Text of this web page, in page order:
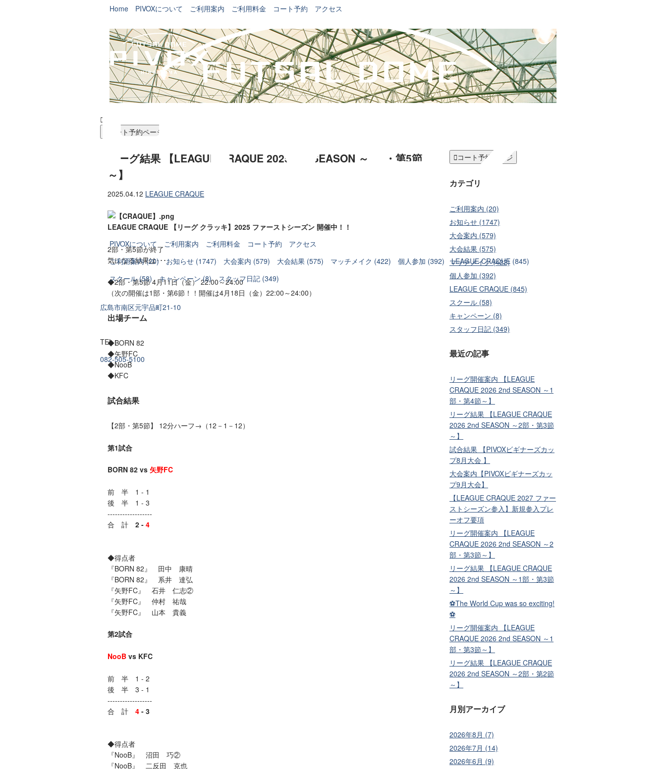

コート予約ページ
PIVOXについて ご利用案内 ご利用料金 コート予約
アクセス
ご利用案内 (20)
お知らせ (1747) 大会案内 (579) 大会結果 (575) マッチメイク (422) 個人参加 (392)
LEAGUE CRAQUE (845)
スクール (58)
キャンペーン (8) スタッフ日記 (349)
広島市南区元宇品町21-10
TEL :
082-505-5100
Home PIVOXについて ご利用案内 ご利用料金 コート予約 アクセス
リーグ結果 【LEAGUE CRAQUE 2025 1st SEASON ～2部・第5節
～】
2025.04.12 LEAGUE CRAQUE
LEAGUE CRAQUE 【リーグ クラッキ】 2025 ファーストシーズン 開催中！！
2部・第5節が終了
気になる結果は･･･
◆2部・第5節 4月11日（金） 22:00～24:00
（次の開催は1部・第6節！！開催は4月18日（金）22:00～24:00）
出場チーム
◆BORN 82
◆矢野FC
◆NooB
◆KFC
試合結果
【2部・第5節】 12分ハーフ→（12－1－12）
第1試合
BORN 82 vs 矢野FC
前 半 1 - 1
後 半 1 - 3
------------------
合 計 2 - 4
◆得点者
『BORN 82』 田中 康晴
『BORN 82』 系井 達弘
『矢野FC』 石井 仁志②
『矢野FC』 仲村 祐哉
『矢野FC』 山本 貴義
第2試合
NooB vs KFC
前 半 1 - 2
後 半 3 - 1
------------------
合 計 4 - 3
◆得点者
『NooB』 沼田 巧②
『NooB』 二反田 克也
コート予約ページ
カテゴリ
ご利用案内 (20)
お知らせ (1747)
大会案内 (579)
大会結果 (575)
マッチメイク (422)
個人参加 (392)
LEAGUE CRAQUE (845)
スクール (58)
キャンペーン (8)
スタッフ日記 (349)
最近の記事
リーグ開催案内 【LEAGUE
CRAQUE 2026 2nd SEASON ～1
部・第4節～】
リーグ結果 【LEAGUE CRAQUE
2026 2nd SEASON ～2部・第3節
～】
試合結果 【PIVOXビギナーズカッ
プ8月大会 】
大会案内【PIVOXビギナーズカッ
プ9月大会】
【LEAGUE CRAQUE 2027 ファー
ストシーズン参入】新規参入プレ
ーオフ要項
リーグ開催案内 【LEAGUE
CRAQUE 2026 2nd SEASON ～2
部・第3節～】
リーグ結果 【LEAGUE CRAQUE
2026 2nd SEASON ～1部・第3節
～】
⚽The World Cup was so exciting!
⚽
リーグ開催案内 【LEAGUE
CRAQUE 2026 2nd SEASON ～1
部・第3節～】
リーグ結果 【LEAGUE CRAQUE
2026 2nd SEASON ～2部・第2節
～】
月別アーカイブ
2026年8月 (7)
2026年7月 (14)
2026年6月 (9)